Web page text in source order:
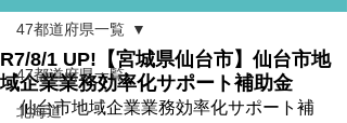
47都道府県一覧
北海道
47都道府県一覧
R7/8/1 UP!【宮城県仙台市】仙台市地
域企業業務効率化サポート補助金
仙台市地域企業業務効率化サポート補